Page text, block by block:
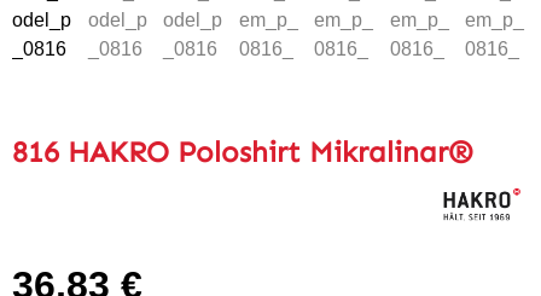
816 HAKRO Poloshirt Mikralinar®
Regulärer Preis:
36,83 €